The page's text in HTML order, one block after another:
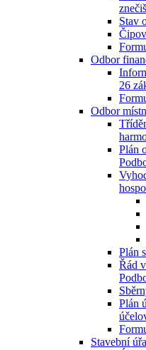
Stav
Odbor
26
Odbor
Plán
Plán
Řád
Plán
Stavební